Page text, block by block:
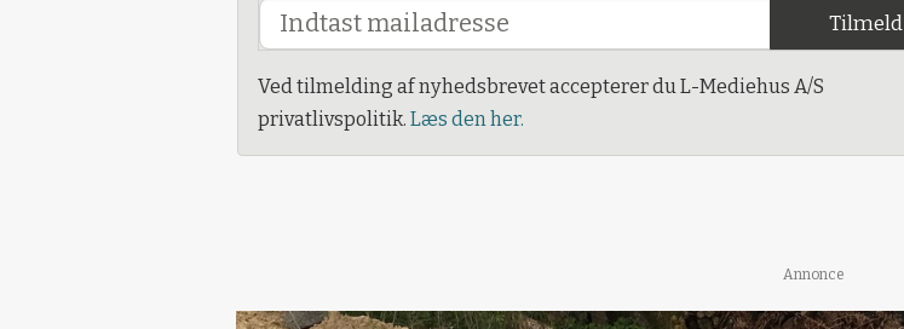
Tilmeld
Ved tilmelding af nyhedsbrevet accepterer du L-Mediehus A/S
privatlivspolitik. Læs den her.
Annonce